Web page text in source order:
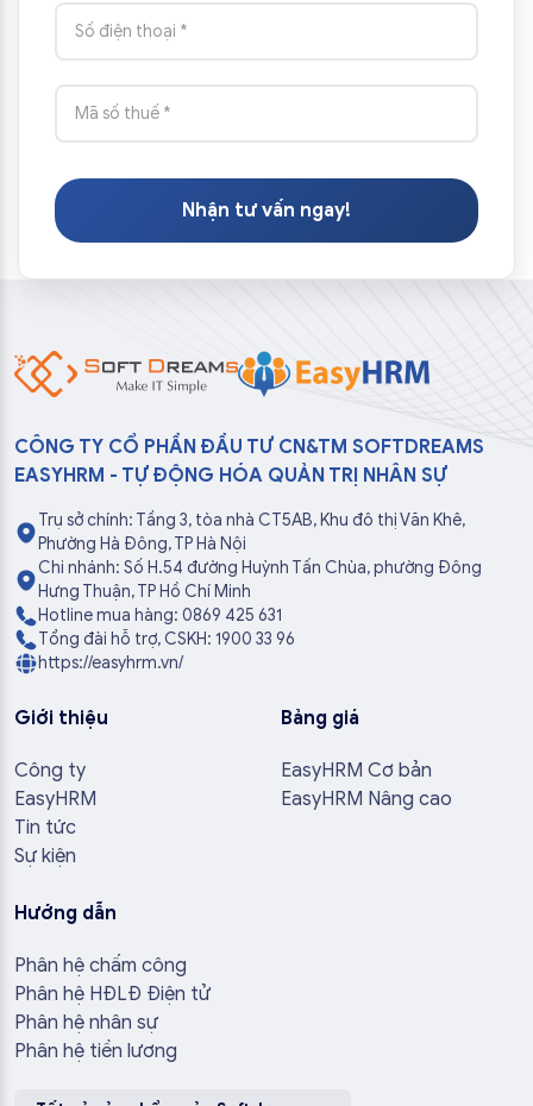
Nhận tư vấn ngay!
CÔNG TY CỔ PHẦN ĐẦU TƯ CN&TM SOFTDREAMS
EASYHRM - TỰ ĐỘNG HÓA QUẢN TRỊ NHÂN SỰ
Trụ sở chính: Tầng 3, tòa nhà CT5AB, Khu đô thị Văn Khê,
Phường Hà Đông, TP Hà Nội
Chi nhánh: Số H.54 đường Huỳnh Tấn Chùa, phường Đông
Hưng Thuận, TP Hồ Chí Minh
Hotline mua hàng: 0869 425 631
Tổng đài hỗ trợ, CSKH: 1900 33 96
https://easyhrm.vn/
Giới thiệu
Công ty
EasyHRM
Tin tức
Sự kiện
Bảng giá
EasyHRM Cơ bản
EasyHRM Nâng cao
Hướng dẫn
Phân hệ chấm công
Phân hệ HĐLĐ Điện tử
Phân hệ nhân sự
Phân hệ tiền lương